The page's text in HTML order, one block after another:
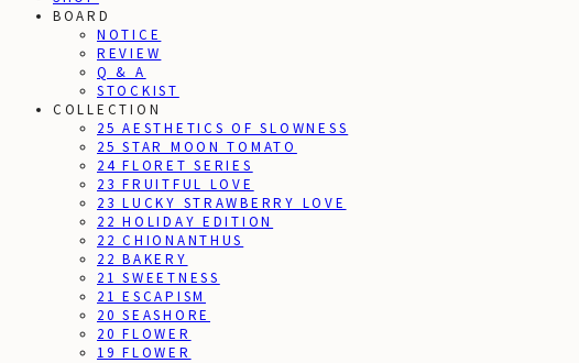
BOARD
NOTICE
REVIEW
Q & A
STOCKIST
COLLECTION
25 AESTHETICS OF SLOWNESS
25 STAR MOON TOMATO
24 FLORET SERIES
23 FRUITFUL LOVE
23 LUCKY STRAWBERRY LOVE
22 HOLIDAY EDITION
22 CHIONANTHUS
22 BAKERY
21 SWEETNESS
21 ESCAPISM
20 SEASHORE
20 FLOWER
19 FLOWER